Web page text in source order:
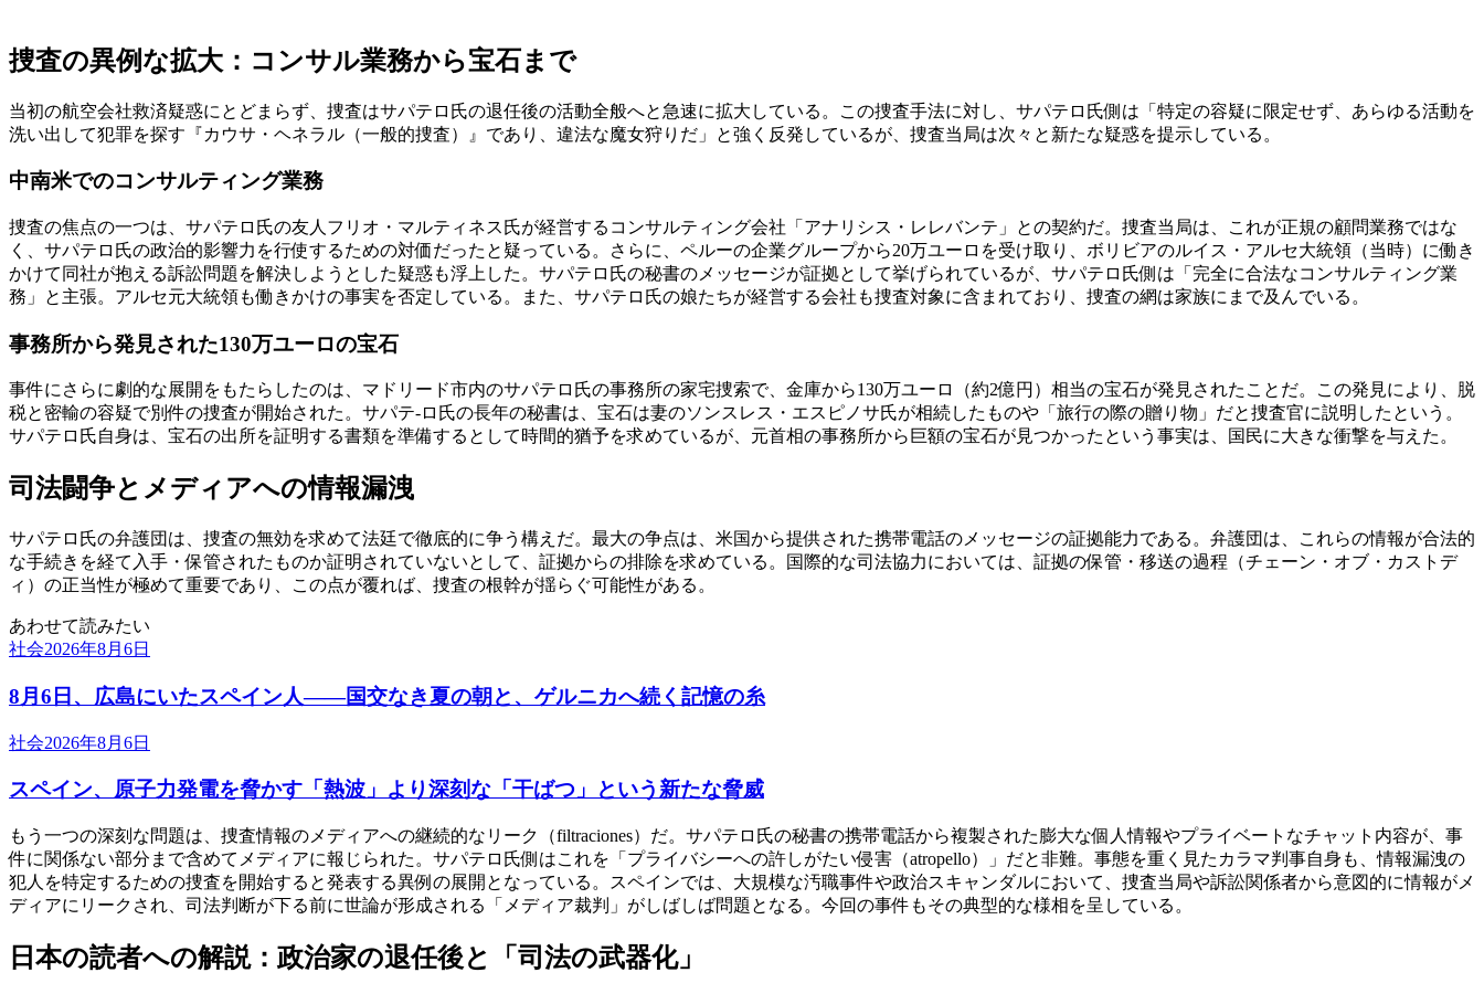
捜査の異例な拡大：コンサル業務から宝石まで
当初の航空会社救済疑惑にとどまらず、捜査はサパテロ氏の退任後の活動全般へと急速に拡大している。この捜査手法に対し、サパテロ氏側は「特定の容疑に限定せず、あらゆる活動を
洗い出して犯罪を探す『カウサ・ヘネラル（一般的捜査）』であり、違法な魔女狩りだ」と強く反発しているが、捜査当局は次々と新たな疑惑を提示している。
中南米でのコンサルティング業務
捜査の焦点の一つは、サパテロ氏の友人フリオ・マルティネス氏が経営するコンサルティング会社「アナリシス・レレバンテ」との契約だ。捜査当局は、これが正規の顧問業務ではな
く、サパテロ氏の政治的影響力を行使するための対価だったと疑っている。さらに、ペルーの企業グループから20万ユーロを受け取り、ボリビアのルイス・アルセ大統領（当時）に働き
かけて同社が抱える訴訟問題を解決しようとした疑惑も浮上した。サパテロ氏の秘書のメッセージが証拠として挙げられているが、サパテロ氏側は「完全に合法なコンサルティング業
務」と主張。アルセ元大統領も働きかけの事実を否定している。また、サパテロ氏の娘たちが経営する会社も捜査対象に含まれており、捜査の網は家族にまで及んでいる。
事務所から発見された130万ユーロの宝石
事件にさらに劇的な展開をもたらしたのは、マドリード市内のサパテロ氏の事務所の家宅捜索で、金庫から130万ユーロ（約2億円）相当の宝石が発見されたことだ。この発見により、脱
税と密輸の容疑で別件の捜査が開始された。サパテ-ロ氏の長年の秘書は、宝石は妻のソンスレス・エスピノサ氏が相続したものや「旅行の際の贈り物」だと捜査官に説明したという。
サパテロ氏自身は、宝石の出所を証明する書類を準備するとして時間的猶予を求めているが、元首相の事務所から巨額の宝石が見つかったという事実は、国民に大きな衝撃を与えた。
司法闘争とメディアへの情報漏洩
サパテロ氏の弁護団は、捜査の無効を求めて法廷で徹底的に争う構えだ。最大の争点は、米国から提供された携帯電話のメッセージの証拠能力である。弁護団は、これらの情報が合法的
な手続きを経て入手・保管されたものか証明されていないとして、証拠からの排除を求めている。国際的な司法協力においては、証拠の保管・移送の過程（チェーン・オブ・カストデ
ィ）の正当性が極めて重要であり、この点が覆れば、捜査の根幹が揺らぐ可能性がある。
あわせて読みたい
社会2026年8月6日
8月6日、広島にいたスペイン人――国交なき夏の朝と、ゲルニカへ続く記憶の糸
社会2026年8月6日
スペイン、原子力発電を脅かす「熱波」より深刻な「干ばつ」という新たな脅威
もう一つの深刻な問題は、捜査情報のメディアへの継続的なリーク（filtraciones）だ。サパテロ氏の秘書の携帯電話から複製された膨大な個人情報やプライベートなチャット内容が、事
件に関係ない部分まで含めてメディアに報じられた。サパテロ氏側はこれを「プライバシーへの許しがたい侵害（atropello）」だと非難。事態を重く見たカラマ判事自身も、情報漏洩の
犯人を特定するための捜査を開始すると発表する異例の展開となっている。スペインでは、大規模な汚職事件や政治スキャンダルにおいて、捜査当局や訴訟関係者から意図的に情報がメ
ディアにリークされ、司法判断が下る前に世論が形成される「メディア裁判」がしばしば問題となる。今回の事件もその典型的な様相を呈している。
日本の読者への解説：政治家の退任後と「司法の武器化」